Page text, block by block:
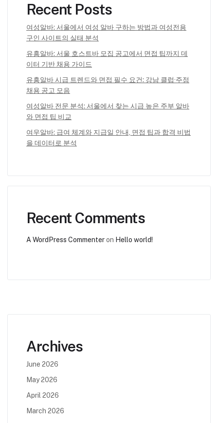
Recent Posts
여성알바: 서울에서 여성 알바 구하는 방법과 여성전용
구인 사이트의 실태 분석
유흥알바: 서울 호스트바 모집 공고에서 면접 팁까지 데
이터 기반 채용 가이드
유흥알바 시급 트렌드와 면접 필수 요건: 강남 클럽·주점
채용 공고 모음
여성알바 전문 분석: 서울에서 찾는 시급 높은 주부 알바
와 면접 팁 비교
여우알바: 급여 체계와 지급일 안내, 면접 팁과 합격 비법
을 데이터로 분석
Recent Comments
A WordPress Commenteron Hello world!
Archives
June 2026
May 2026
April 2026
March 2026